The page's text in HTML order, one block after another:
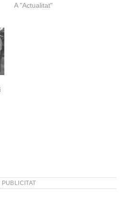
A "Actualitat"
PUBLICITAT